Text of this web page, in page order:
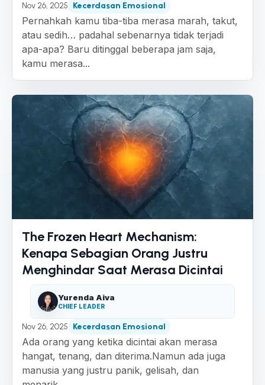
Nov 26, 2025 Kecerdasan Emosional
Pernahkah kamu tiba-tiba merasa marah, takut,
atau sedih… padahal sebenarnya tidak terjadi
apa-apa? Baru ditinggal beberapa jam saja,
kamu merasa...
The Frozen Heart Mechanism:
Kenapa Sebagian Orang Justru
Menghindar Saat Merasa Dicintai
Yurenda Aiva
CHIEF LEADER
Nov 26, 2025 Kecerdasan Emosional
Ada orang yang ketika dicintai akan merasa
hangat, tenang, dan diterima.Namun ada juga
manusia yang justru panik, gelisah, dan